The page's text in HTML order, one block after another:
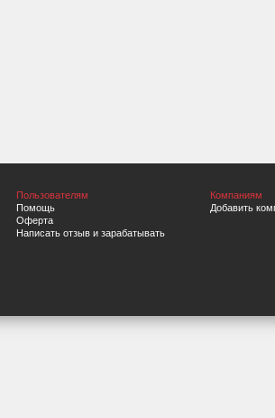
Пользователям
Помощь
Оферта
Написать отзыв и зарабатывать
Компаниям
Добавить